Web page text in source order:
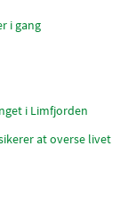
i gang
i Limfjorden
at overse livet